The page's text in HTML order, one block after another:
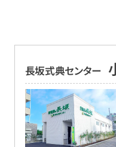
長坂式典センター